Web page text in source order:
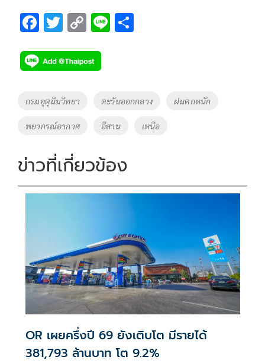
F
e
b
o
k
T
tt
er
C
p
y
Li
Li
Tags
กรมอุตุนิมวิทยา ตะวันออกกลาง ฝนตกหนัก
พยากรณ์อากาศ อีสาน เหนือ
ข่าวที่เกี่ยวข้อง
OR เผยครึ่งปี 69 ยังเติบโต มีรายได้
381,793 ล้านบาท โต 9.2%